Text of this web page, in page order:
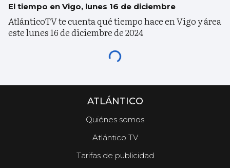
El tiempo en Vigo, lunes 16 de diciembre
AtlánticoTV te cuenta qué tiempo hace en Vigo y área
este lunes 16 de diciembre de 2024
ATLÁNTICO
Quiénes somos
Atlántico TV
Tarifas de publicidad